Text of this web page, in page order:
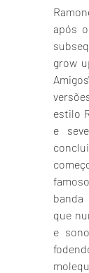
após
grow
estilo
e
que
e